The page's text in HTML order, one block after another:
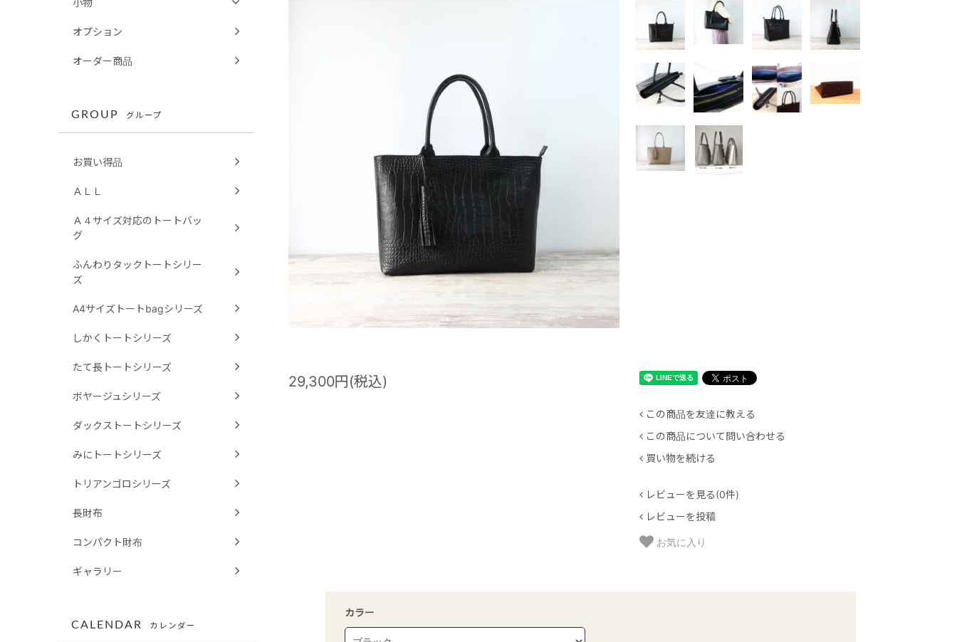
29,300円(税込)
この商品を友達に教える
この商品について問い合わせる
買い物を続ける
レビューを見る(0件)
レビューを投稿
お気に入り
カラー
オプション
オーダー商品
GROUP グループ
お買い得品
ＡＬＬ
Ａ４サイズ対応のトートバッ
グ
ふんわりタックトートシリー
ズ
A4サイズトートbagシリーズ
しかくトートシリーズ
たて長トートシリーズ
ボヤージュシリーズ
ダックストートシリーズ
みにトートシリーズ
トリアンゴロシリーズ
長財布
コンパクト財布
ギャラリー
CALENDAR カレンダー